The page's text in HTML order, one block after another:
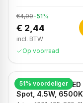
€4,99-51%
€ 2,44
incl. BTW
Op voorraad
51% voordeliger
Dimbare GU10 LED
Spot, 4.5W, 6500K